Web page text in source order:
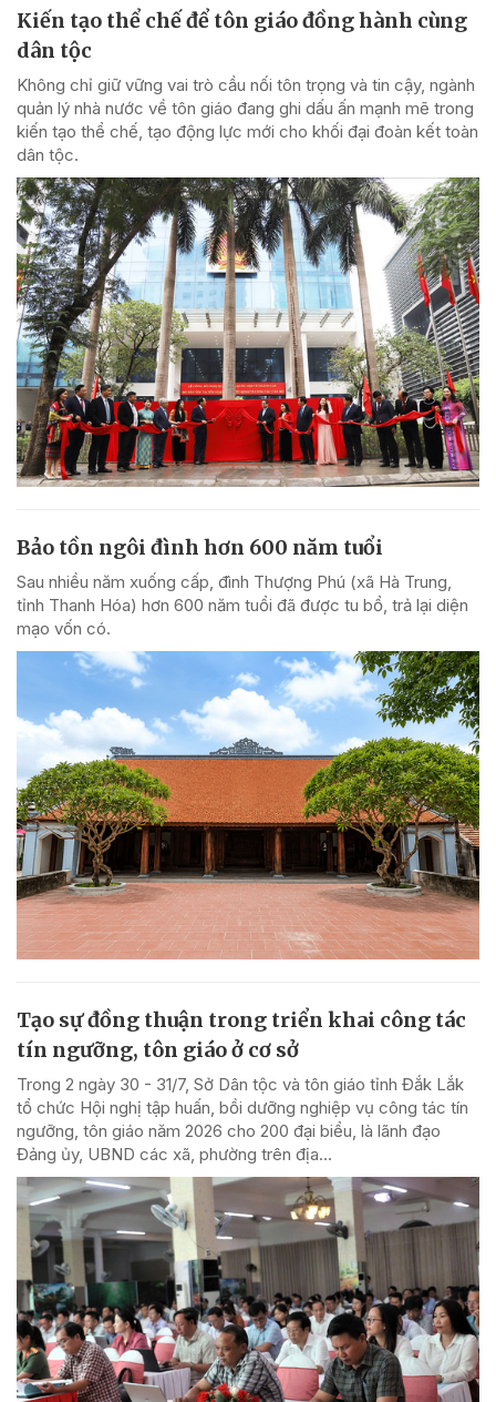
Kiến tạo thể chế để tôn giáo đồng hành cùng
dân tộc
Không chỉ giữ vững vai trò cầu nối tôn trọng và tin cậy, ngành
quản lý nhà nước về tôn giáo đang ghi dấu ấn mạnh mẽ trong
kiến tạo thể chế, tạo động lực mới cho khối đại đoàn kết toàn
dân tộc.
Bảo tồn ngôi đình hơn 600 năm tuổi
Sau nhiều năm xuống cấp, đình Thượng Phú (xã Hà Trung,
tỉnh Thanh Hóa) hơn 600 năm tuổi đã được tu bổ, trả lại diện
mạo vốn có.
Tạo sự đồng thuận trong triển khai công tác
tín ngưỡng, tôn giáo ở cơ sở
Trong 2 ngày 30 - 31/7, Sở Dân tộc và tôn giáo tỉnh Đắk Lắk
tổ chức Hội nghị tập huấn, bồi dưỡng nghiệp vụ công tác tín
ngưỡng, tôn giáo năm 2026 cho 200 đại biểu, là lãnh đạo
Đảng ủy, UBND các xã, phường trên địa...